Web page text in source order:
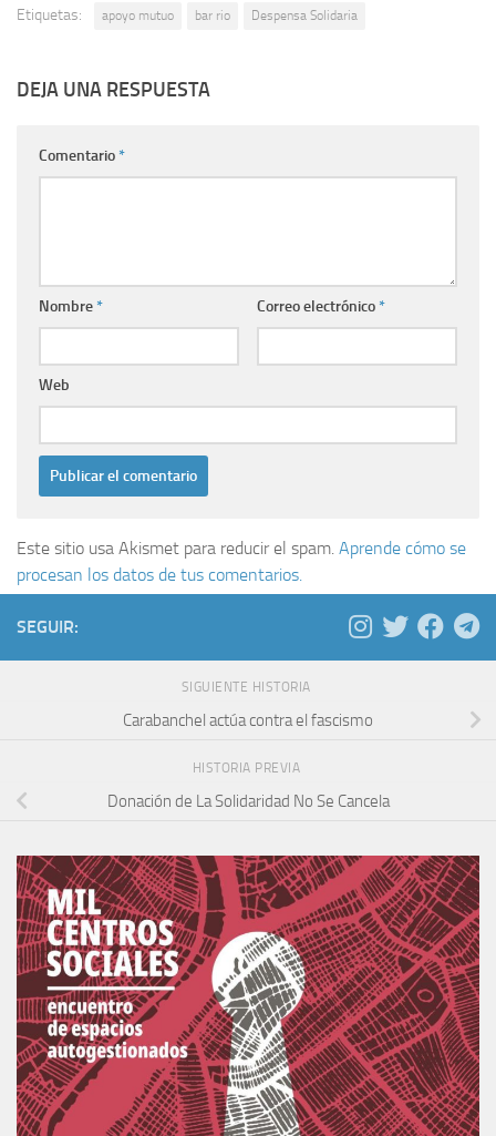
Etiquetas: apoyo mutuo bar rio Despensa Solidaria
DEJA UNA RESPUESTA
Comentario*
Nombre* Correo electrónico*
Web
Este sitio usa Akismet para reducir el spam. Aprende cómo se
procesan los datos de tus comentarios.
SEGUIR:
SIGUIENTE HISTORIA
Carabanchel actúa contra el fascismo
HISTORIA PREVIA
Donación de La Solidaridad No Se Cancela